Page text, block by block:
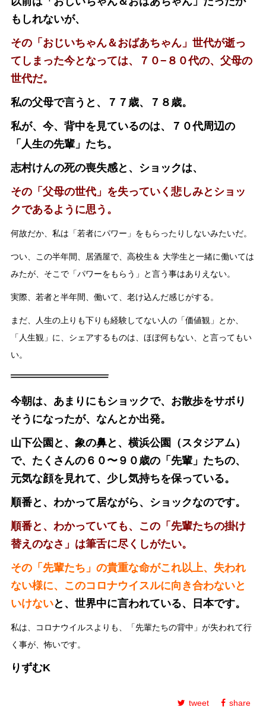
もしれないが、
その「おじいちゃん＆おばあちゃん」世代が逝っ
てしまった今となっては、
７０−８０代の、父母の
世代だ。
私の父母で言うと、７７歳、７８歳。
私が、今、背中を見ているのは、７０代周辺の
「人生の先輩」たち。
志村けんの死の喪失感と、ショックは、
その「父母の世代」を失っていく悲しみとショッ
クであるように思う。
何故だか、私は「若者にパワー」をもらったりしないみたいだ。
つい、この半年間、居酒屋で、高校生＆ 大学生と一緒に働いては
みたが、そこで「パワーをもらう」と言う事はありえない。
実際、若者と半年間、働いて、老け込んだ感じがする。
まだ、人生の上りも下りも経験してない人の「価値観」とか、
「人生観」に、シェアするものは、ほぼ何もない、と言ってもい
い。
今朝は、あまりにもショックで、お散歩をサボり
そうになったが、なんとか出発。
山下公園と、象の鼻と、横浜公園（スタジアム）
で、たくさんの６０〜９０歳の「先輩」たちの、
元気な顔を見れて、少し気持ちを保っている。
順番と、わかって居ながら、ショックなのです。
順番と、わかっていても、この「先輩たちの掛け
替えのなさ」は筆舌に尽くしがたい。
その「先輩たち」の貴重な命がこれ以上、失われ
ない様に、このコロナウイスルに向き合わないと
いけないと、世界中に言われている、日本です。
私は、コロナウイルスよりも、「先輩たちの背中」が失われて行
く事が、怖いです。
りずむK
tweet share